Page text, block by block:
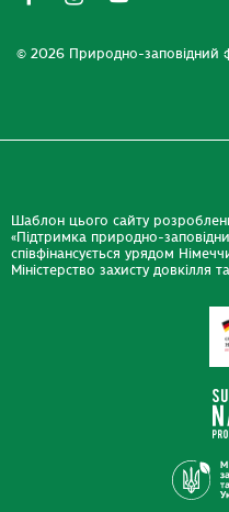
© 2026 Природно-заповідний
Шаблон цього сайту
«Підтримка природно-
співфінансується урядом
Міністерство захисту довкілля